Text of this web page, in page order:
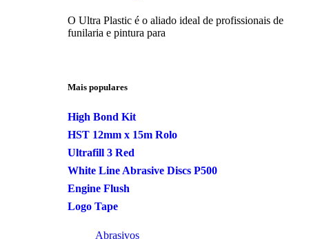
O Ultra Plastic é o aliado ideal de profissionais de
funilaria e pintura para
Mais populares
High Bond Kit
HST 12mm x 15m Rolo
Ultrafill 3 Red
White Line Abrasive Discs P500
Engine Flush
Logo Tape
Abrasivos